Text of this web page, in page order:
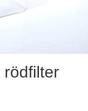
rödfilter